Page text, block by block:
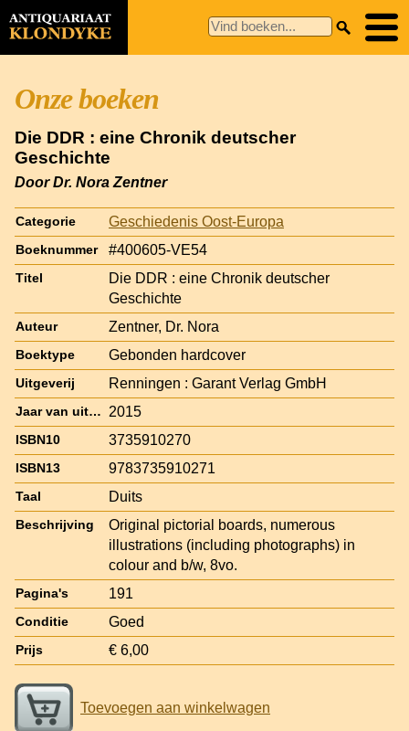
Onze boeken
Die DDR : eine Chronik deutscher
Geschichte
Door Dr. Nora Zentner
Categorie Geschiedenis Oost-Europa
Boeknummer #400605-VE54
Titel
Die DDR : eine Chronik deutscher
Geschichte
Auteur Zentner, Dr. Nora
Boektype Gebonden hardcover
Uitgeverij Renningen : Garant Verlag GmbH
Jaar van uitgave 2015
ISBN10 3735910270
ISBN13 9783735910271
Taal Duits
Beschrijving
Original pictorial boards, numerous
illustrations (including photographs) in
colour and b/w, 8vo.
Pagina's 191
Conditie Goed
Prijs € 6,00
Toevoegen aan winkelwagen